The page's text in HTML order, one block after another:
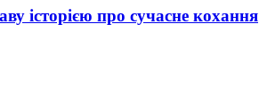
історією про сучасне кохання